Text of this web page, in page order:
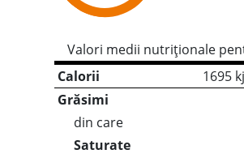
Valori medii nutriționale
Calorii
1695
Grăsimi
din care
Saturate